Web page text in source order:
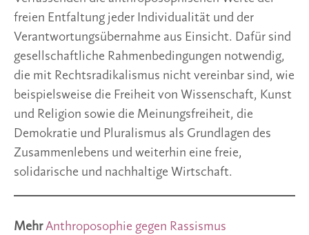
freien Entfaltung jeder Individualität und der
Verantwortungsübernahme aus Einsicht. Dafür sind
gesellschaftliche Rahmenbedingungen notwendig,
die mit Rechtsradikalismus nicht vereinbar sind, wie
beispielsweise die Freiheit von Wissenschaft, Kunst
und Religion sowie die Meinungsfreiheit, die
Demokratie und Pluralismus als Grundlagen des
Zusammenlebens und weiterhin eine freie,
solidarische und nachhaltige Wirtschaft.
MehrAnthroposophie gegen Rassismus